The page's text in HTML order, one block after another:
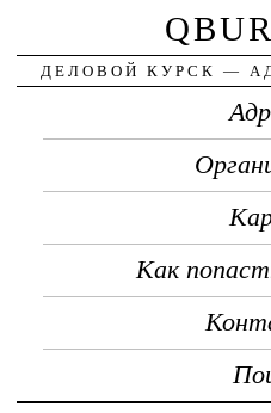
ДЕЛОВОЙ КУРСК —
Как